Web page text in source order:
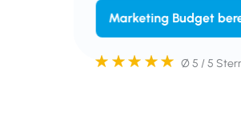
Marketing Budget
Ø 5 / 5